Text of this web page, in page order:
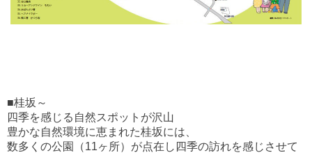
■桂坂～
四季を感じる自然スポットが沢山
豊かな自然環境に恵まれた桂坂には、
数多くの公園（11ヶ所）が点在し四季の訪れを感じさせて